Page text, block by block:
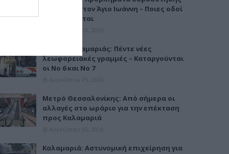
την Τρίτη στον Άγιο Ιωάννη – Ποιες οδοί
επηρεάζονται
Μετρό Καλαμαριάς: Πέντε νέες
λεωφορειακές γραμμές – Καταργούνται
οι Νο 6 και Νο 7
Μετρό Θεσσαλονίκης: Από σήμερα οι
αλλαγές στο ωράριο για την επέκταση
προς Καλαμαριά
Καλαμαριά: Αστυνομική επιχείρηση για